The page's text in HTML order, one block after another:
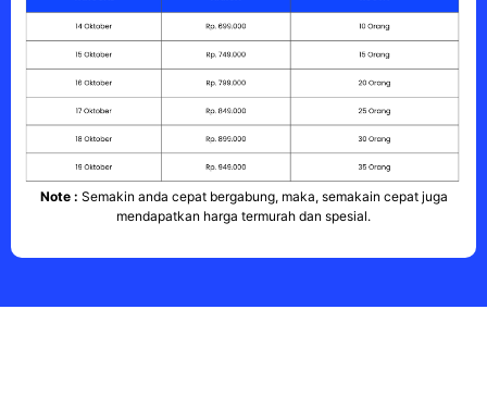
Note : Semakin anda cepat bergabung, maka, semakain cepat juga
mendapatkan harga termurah dan spesial.